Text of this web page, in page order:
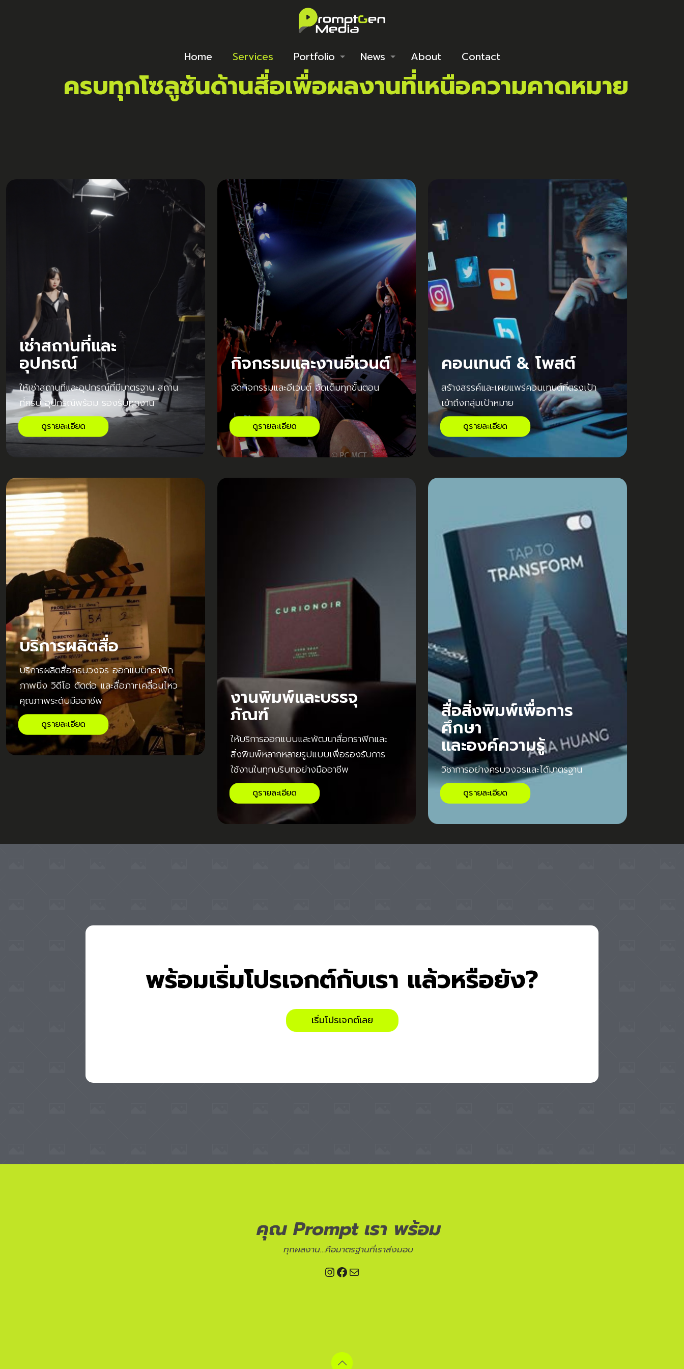
Home Services Portfolio News About Contact
ครบทุกโซลูชันด้านสื่อเพื่อผลงานที่เหนือความคาดหมาย
ดูรายละเอียด
เช่าสถานที่และ
อุปกรณ์
ให้เช่าสถานที่และอุปกรณ์ที่มีมาตรฐาน สถาน
ที่ครบ อุปกรณ์พร้อม รองรับทุกงาน
ดูรายละเอียด
กิจกรรมและงานอีเวนต์
จัดกิจกรรมและอีเวนต์ จัดเต็มทุกขั้นตอน
ดูรายละเอียด
คอนเทนต์ & โพสต์
สร้างสรรค์และเผยแพร่คอนเทนต์ที่ตรงเป้า
เข้าถึงกลุ่มเป้าหมาย
ดูรายละเอียด
บริการผลิตสื่อ
บริการผลิตสื่อครบวงจร ออกแบบกราฟิก
ภาพนิ่ง วิดีโอ ตัดต่อ และสื่อภาrเคลื่อนไหว
คุณภาพระดับมืออาชีพ
ดูรายละเอียด
งานพิมพ์และบรรจุ
ภัณฑ์
ให้บริการออกแบบและพัฒนาสื่อกราฟิกและ
สิ่งพิมพ์หลากหลายรูปแบบเพื่อรองรับการ
ใช้งานในทุกบริบทอย่างมืออาชีพ
ดูรายละเอียด
สื่อสิ่งพิมพ์เพื่อการ
ศึกษา
และองค์ความรู้
วิชาการอย่างครบวงจรและได้มาตรฐาน
พร้อมเริ่มโปรเจกต์กับเรา แล้วหรือยัง?
เริ่มโปรเจกต์เลย
คุณ Prompt เรา พร้อม
ทุกผลงาน…คือมาตรฐานที่เราส่งมอบ
Instagram
Facebook
Mail